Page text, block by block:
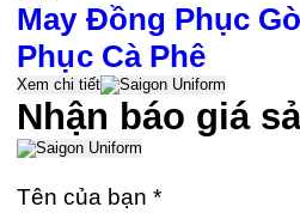
May Đồng Phục
Phục Cà Phê
Xem chi tiết
Nhận báo giá
Tên của bạn*